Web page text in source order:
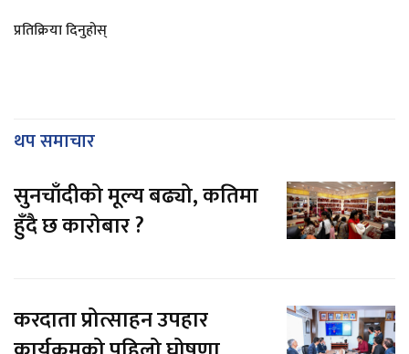
प्रतिक्रिया दिनुहोस्
थप समाचार
सुनचाँदीको मूल्य बढ्यो, कतिमा
हुँदै छ कारोबार ?
करदाता प्रोत्साहन उपहार